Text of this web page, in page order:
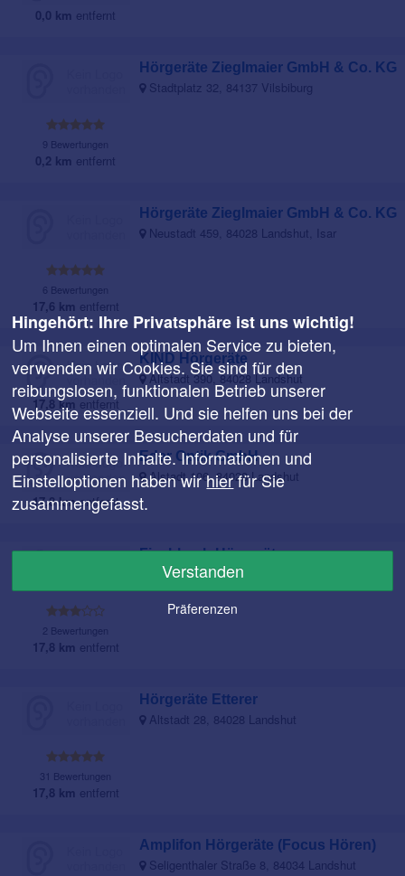
0,0 km entfernt
9 Bewertungen
0,2 km entfernt
Hörgeräte Zieglmaier GmbH & Co. KG
Stadtplatz 32, 84137 Vilsbiburg
6 Bewertungen
17,6 km entfernt
Hörgeräte Zieglmaier GmbH & Co. KG
Neustadt 459, 84028 Landshut, Isar
17,8 km entfernt
KIND Hörgeräte
Altstadt 390, 84028 Landshut
17,8 kmentfernt
Eder Optik GmbH
Alstadt 106, 84028 Landshut
2 Bewertungen
17,8 km entfernt
Fischbach Hörgeräte
Ländgasse 128, 84028 Landshut, Isar
31 Bewertungen
17,8 km entfernt
Hörgeräte Etterer
Altstadt 28, 84028 Landshut
Amplifon Hörgeräte (Focus Hören)
Seligenthaler Straße 8, 84034 Landshut
Hingehört: Ihre Privatsphäre ist uns wichtig!
Um Ihnen einen optimalen Service zu bieten,
verwenden wir Cookies. Sie sind für den
reibungslosen, funktionalen Betrieb unserer
Webseite essenziell. Und sie helfen uns bei der
Analyse unserer Besucherdaten und für
personalisierte Inhalte. Informationen und
Einstelloptionen haben wirhierfür Sie
zusammengefasst.
Verstanden
Präferenzen